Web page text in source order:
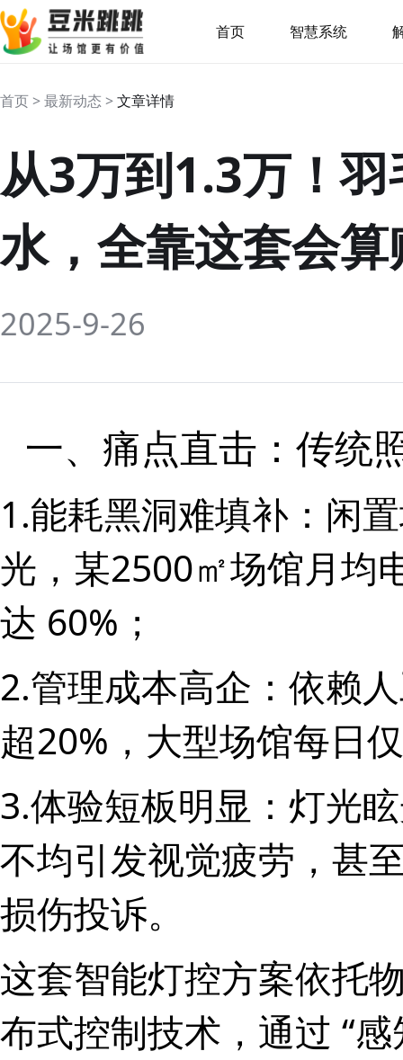
首页 智慧系统
首页 > 最新动态 >文章详情
从3万到1.3万！
水，全靠这套会
2025-9-26
一、痛点直击：传统
1.能耗黑洞难填补：闲
光，某2500㎡场馆月均
达 60%；
2.管理成本高企：依赖
超20%，大型场馆每日
3.体验短板明显：灯光
不均引发视觉疲劳，甚
损伤投诉。
这套智能灯控方案依托
布式控制技术，通过 “